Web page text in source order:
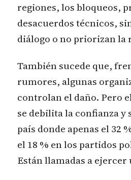
regiones, los bloqueos,
desacuerdos técnicos,
diálogo o no priorizan la
También sucede que,
rumores, algunas
controlan el daño. Pero
se debilita la confianza y
país donde apenas el 32
el 18 % en los partidos
Están llamadas a